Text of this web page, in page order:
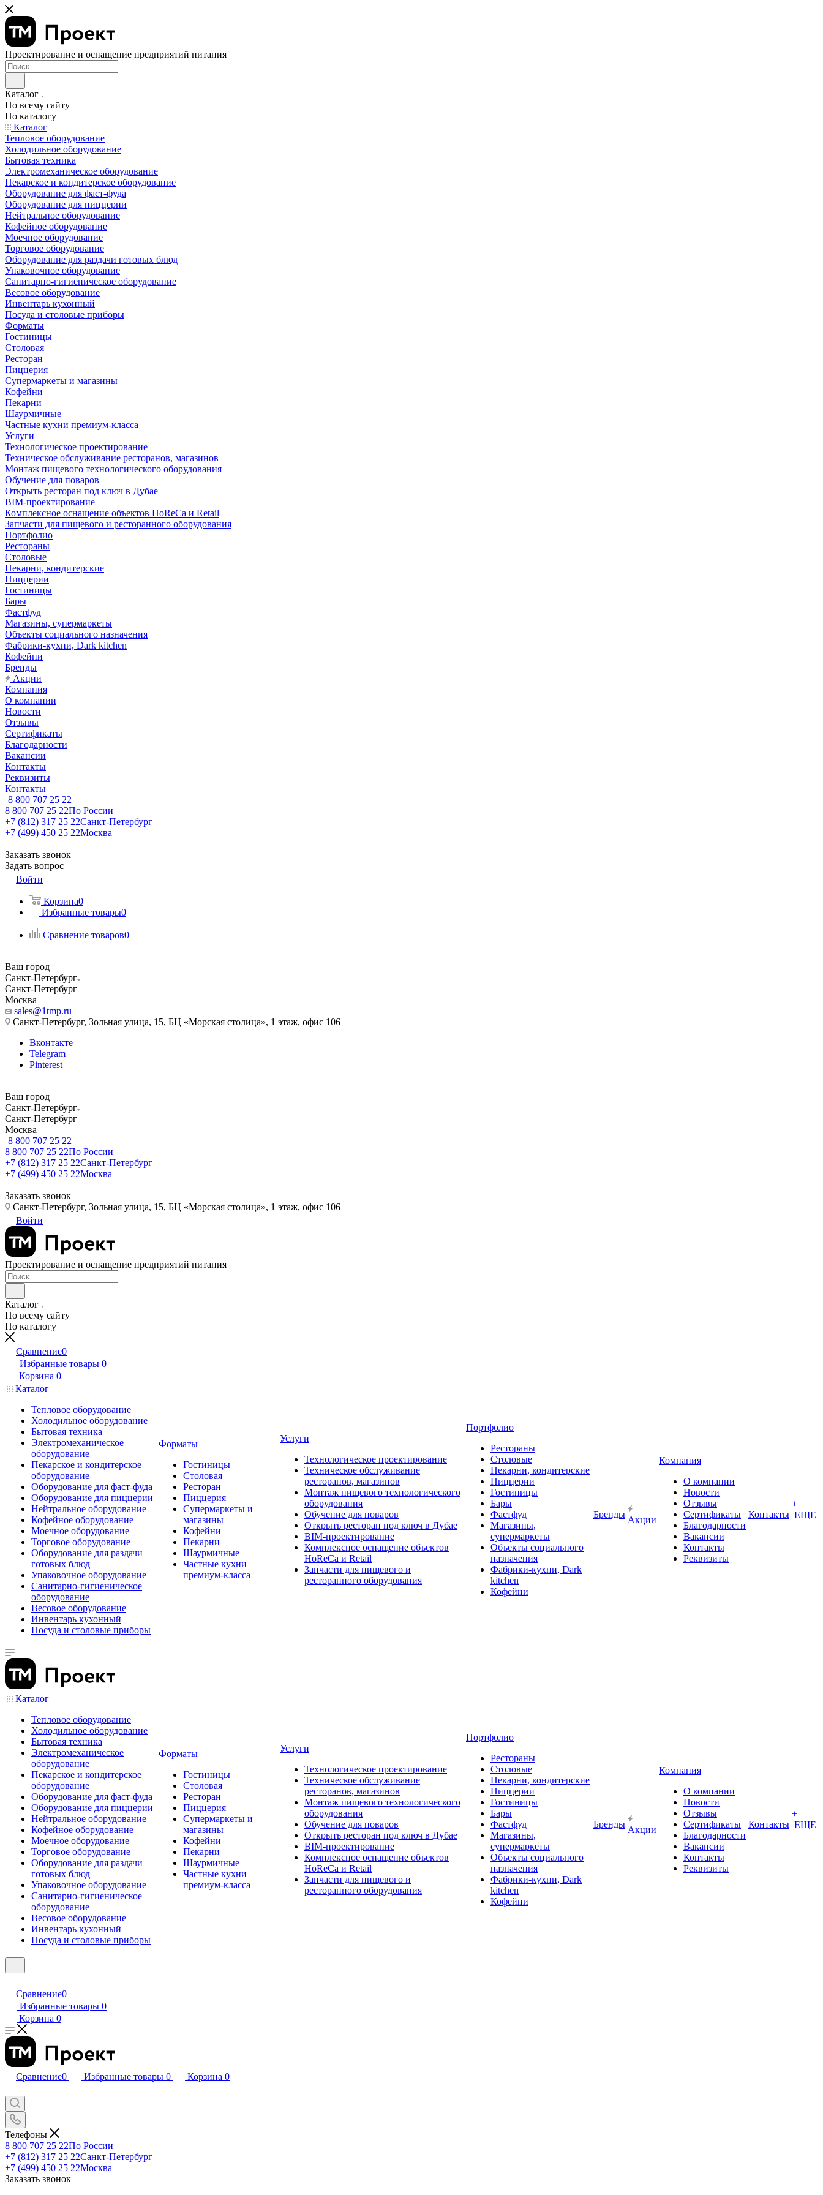
Проектирование и оснащение предприятий питания
Каталог
По всему сайту
По каталогу
Каталог
Тепловое оборудование
Холодильное оборудование
Бытовая техника
Электромеханическое оборудование
Пекарское и кондитерское оборудование
Оборудование для фаст-фуда
Оборудование для пиццерии
Нейтральное оборудование
Кофейное оборудование
Моечное оборудование
Торговое оборудование
Оборудование для раздачи готовых блюд
Упаковочное оборудование
Санитарно-гигиеническое оборудование
Весовое оборудование
Инвентарь кухонный
Посуда и столовые приборы
Форматы
Гостиницы
Столовая
Ресторан
Пиццерия
Супермаркеты и магазины
Кофейни
Пекарни
Шаурмичные
Частные кухни премиум-класса
Услуги
Технологическое проектирование
Техническое обслуживание ресторанов, магазинов
Монтаж пищевого технологического оборудования
Обучение для поваров
Открыть ресторан под ключ в Дубае
BIM-проектирование
Комплексное оснащение объектов HoReCa и Retail
Запчасти для пищевого и ресторанного оборудования
Портфолио
Рестораны
Столовые
Пекарни, кондитерские
Пиццерии
Гостиницы
Бары
Фастфуд
Магазины, супермаркеты
Объекты социального назначения
Фабрики-кухни, Dark kitchen
Кофейни
Бренды
Акции
Компания
О компании
Новости
Отзывы
Сертификаты
Благодарности
Вакансии
Контакты
Реквизиты
Контакты
8 800 707 25 22
8 800 707 25 22По России
+7 (812) 317 25 22Санкт-Петербург
+7 (499) 450 25 22Москва
Заказать звонок
Задать вопрос
Войти
Корзина0
Избранные товары0
Сравнение товаров0
Ваш город
Санкт-Петербург
Санкт-Петербург
Москва
sales@1tmp.ru
Санкт-Петербург, Зольная улица, 15, БЦ «Морская столица», 1 этаж, офис 106
Вконтакте
Telegram
Pinterest
Ваш город
Санкт-Петербург
Санкт-Петербург
Москва
8 800 707 25 22
8 800 707 25 22По России
+7 (812) 317 25 22Санкт-Петербург
+7 (499) 450 25 22Москва
Заказать звонок
Санкт-Петербург, Зольная улица, 15, БЦ «Морская столица», 1 этаж, офис 106
Войти
Проектирование и оснащение предприятий питания
Каталог
По всему сайту
По каталогу
Сравнение0
Избранные товары 0
Корзина 0
Каталог
Тепловое оборудование
Холодильное оборудование
Бытовая техника
Электромеханическое
оборудование
Пекарское и кондитерское
оборудование
Оборудование для фаст-фуда
Оборудование для пиццерии
Нейтральное оборудование
Кофейное оборудование
Моечное оборудование
Торговое оборудование
Оборудование для раздачи
готовых блюд
Упаковочное оборудование
Санитарно-гигиеническое
оборудование
Весовое оборудование
Инвентарь кухонный
Посуда и столовые приборы
Форматы
Гостиницы
Столовая
Ресторан
Пиццерия
Супермаркеты и
магазины
Кофейни
Пекарни
Шаурмичные
Частные кухни
премиум-класса
Услуги
Технологическое проектирование
Техническое обслуживание
ресторанов, магазинов
Монтаж пищевого технологического
оборудования
Обучение для поваров
Открыть ресторан под ключ в Дубае
BIM-проектирование
Комплексное оснащение объектов
HoReCa и Retail
Запчасти для пищевого и
ресторанного оборудования
Портфолио
Рестораны
Столовые
Пекарни, кондитерские
Пиццерии
Гостиницы
Бары
Фастфуд
Магазины,
супермаркеты
Объекты социального
назначения
Фабрики-кухни, Dark
kitchen
Кофейни
Бренды
Акции
Компания
О компании
Новости
Отзывы
Сертификаты
Благодарности
Вакансии
Контакты
Реквизиты
Контакты
+
ЕЩЕ
Каталог
Тепловое оборудование
Холодильное оборудование
Бытовая техника
Электромеханическое
оборудование
Пекарское и кондитерское
оборудование
Оборудование для фаст-фуда
Оборудование для пиццерии
Нейтральное оборудование
Кофейное оборудование
Моечное оборудование
Торговое оборудование
Оборудование для раздачи
готовых блюд
Упаковочное оборудование
Санитарно-гигиеническое
оборудование
Весовое оборудование
Инвентарь кухонный
Посуда и столовые приборы
Форматы
Гостиницы
Столовая
Ресторан
Пиццерия
Супермаркеты и
магазины
Кофейни
Пекарни
Шаурмичные
Частные кухни
премиум-класса
Услуги
Технологическое проектирование
Техническое обслуживание
ресторанов, магазинов
Монтаж пищевого технологического
оборудования
Обучение для поваров
Открыть ресторан под ключ в Дубае
BIM-проектирование
Комплексное оснащение объектов
HoReCa и Retail
Запчасти для пищевого и
ресторанного оборудования
Портфолио
Рестораны
Столовые
Пекарни, кондитерские
Пиццерии
Гостиницы
Бары
Фастфуд
Магазины,
супермаркеты
Объекты социального
назначения
Фабрики-кухни, Dark
kitchen
Кофейни
Бренды
Акции
Компания
О компании
Новости
Отзывы
Сертификаты
Благодарности
Вакансии
Контакты
Реквизиты
Контакты
+
ЕЩЕ
Сравнение0
Избранные товары 0
Корзина 0
Сравнение0 Избранные товары 0 Корзина 0
Телефоны
8 800 707 25 22По России
+7 (812) 317 25 22Санкт-Петербург
+7 (499) 450 25 22Москва
Заказать звонок